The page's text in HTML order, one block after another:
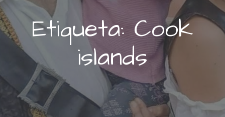
Etiqueta: Cook
islands